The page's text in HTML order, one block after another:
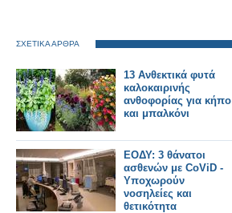
ΣΧΕΤΙΚΑ ΑΡΘΡΑ
13 Ανθεκτικά φυτά
καλοκαιρινής
ανθοφορίας για κήπο
και μπαλκόνι
ΕΟΔΥ: 3 θάνατοι
ασθενών με CoViD -
Υποχωρούν
νοσηλείες και
θετικότητα